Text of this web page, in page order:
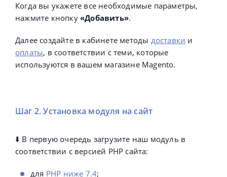
Когда вы укажете все необходимые параметры,
нажмите кнопку «Добавить».
Далее создайте в кабинете методы доставки и
оплаты, в соответствии с теми, которые
используются в вашем магазине Magento.
Шаг 2. Установка модуля на сайт
⬇️ В первую очередь загрузите наш модуль в
соответствии с версией PHP сайта:
для PHP ниже 7.4;